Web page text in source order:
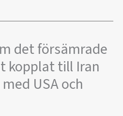
det försämrade
kopplat till Iran
USA och